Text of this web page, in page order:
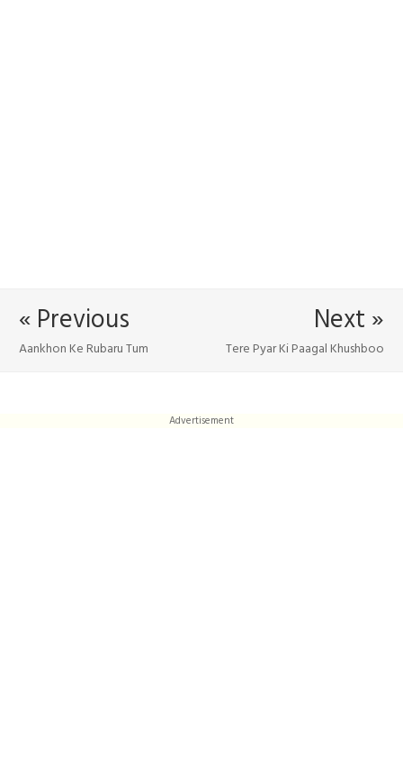
Next »
Tere Pyar Ki Paagal Khushboo
« Previous
Aankhon Ke Rubaru Tum
Advertisement